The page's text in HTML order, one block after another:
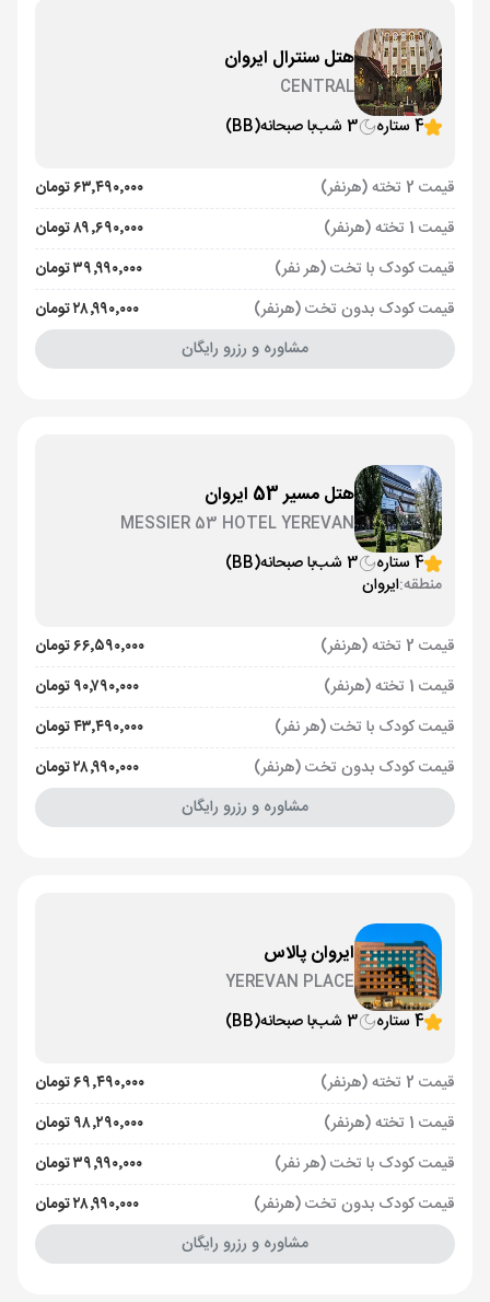
هتل سنترال ایروان
CENTRAL
4 ستاره
3 شب با صبحانه(BB)
قیمت 2 تخته (هرنفر)
۶۳٬۴۹۰٬۰۰۰ تومان
قیمت 1 تخته (هرنفر)
۸۹٬۶۹۰٬۰۰۰ تومان
قیمت کودک با تخت (هر نفر)
۳۹٬۹۹۰٬۰۰۰ تومان
قیمت کودک بدون تخت (هرنفر)
۲۸٬۹۹۰٬۰۰۰ تومان
مشاوره و رزرو رایگان
هتل مسیر 53 ایروان
MESSIER 53 HOTEL YEREVAN
4 ستاره
3 شب با صبحانه(BB)
منطقه:ایروان
قیمت 2 تخته (هرنفر)
۶۶٬۵۹۰٬۰۰۰ تومان
قیمت 1 تخته (هرنفر)
۹۰٬۷۹۰٬۰۰۰ تومان
قیمت کودک با تخت (هر نفر)
۴۳٬۴۹۰٬۰۰۰ تومان
قیمت کودک بدون تخت (هرنفر)
۲۸٬۹۹۰٬۰۰۰ تومان
مشاوره و رزرو رایگان
ایروان پالاس
YEREVAN PLACE
4 ستاره
3 شب با صبحانه(BB)
قیمت 2 تخته (هرنفر)
۶۹٬۴۹۰٬۰۰۰ تومان
قیمت 1 تخته (هرنفر)
۹۸٬۲۹۰٬۰۰۰ تومان
قیمت کودک با تخت (هر نفر)
۳۹٬۹۹۰٬۰۰۰ تومان
قیمت کودک بدون تخت (هرنفر)
۲۸٬۹۹۰٬۰۰۰ تومان
مشاوره و رزرو رایگان